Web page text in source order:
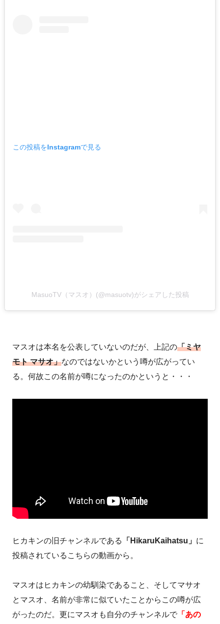
この投稿をInstagramで見る
MasuoTV（マスオ）(@masuotv)がシェアした投稿
マスオは本名を公表していないのだが、上記の「ミヤ
モト マサオ」なのではないかという噂が広がってい
る。何故この名前が噂になったのかというと・・・
ヒカキンの旧チャンネルである 「HikaruKaihatsu」 に
投稿されているこちらの動画から。
マスオはヒカキンの幼馴染であること、そしてマサオ
とマスオ、名前が非常に似ていたことからこの噂が広
がったのだ。更にマスオも自分のチャンネルで 「あの